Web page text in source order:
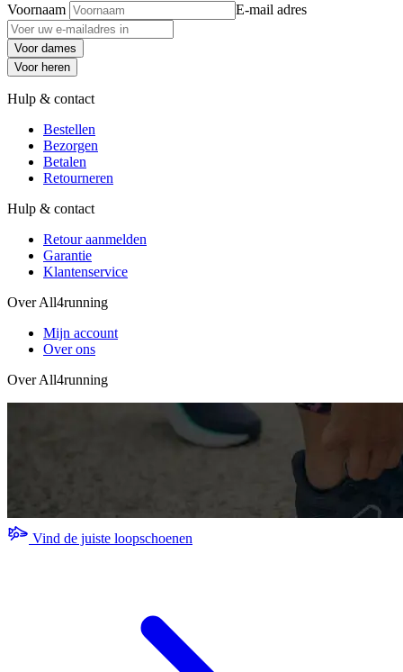
Voornaam E-mail adres
Voor dames
Voor heren
Hulp & contact
Bestellen
Bezorgen
Betalen
Retourneren
Hulp & contact
Retour aanmelden
Garantie
Klantenservice
Over All4running
Mijn account
Over ons
Over All4running
Vind de juiste loopschoenen